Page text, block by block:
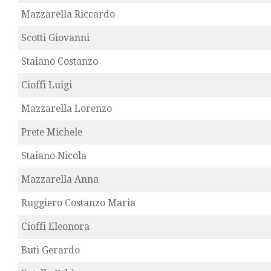
Mazzarella Riccardo
Scotti Giovanni
Staiano Costanzo
Cioffi Luigi
Mazzarella Lorenzo
Prete Michele
Staiano Nicola
Mazzarella Anna
Ruggiero Costanzo Maria
Cioffi Eleonora
Buti Gerardo